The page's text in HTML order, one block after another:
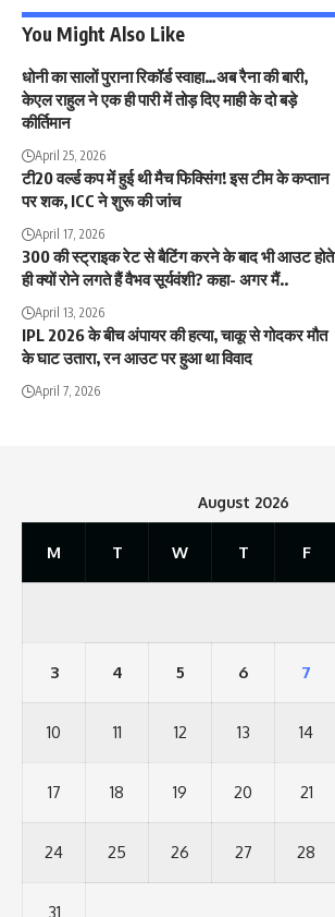
You Might Also Like
धोनी का सालों पुराना रिकॉर्ड स्वाहा…अब रैना की बारी,
केएल राहुल ने एक ही पारी में तोड़ दिए माही के दो बड़े
कीर्तिमान
April 25, 2026
टी20 वर्ल्ड कप में हुई थी मैच फिक्सिंग! इस टीम के कप्तान
पर शक, ICC ने शुरू की जांच
April 17, 2026
300 की स्ट्राइक रेट से बैटिंग करने के बाद भी आउट होते
ही क्यों रोने लगते हैं वैभव सूर्यवंशी? कहा- अगर मैं..
April 13, 2026
IPL 2026 के बीच अंपायर की हत्या, चाकू से गोदकर मौत
के घाट उतारा, रन आउट पर हुआ था विवाद
April 7, 2026
August 2026
M T W T F
3 4 5 6 7
10 11 12 13 14
17 18 19 20 21
24 25 26 27 28
31